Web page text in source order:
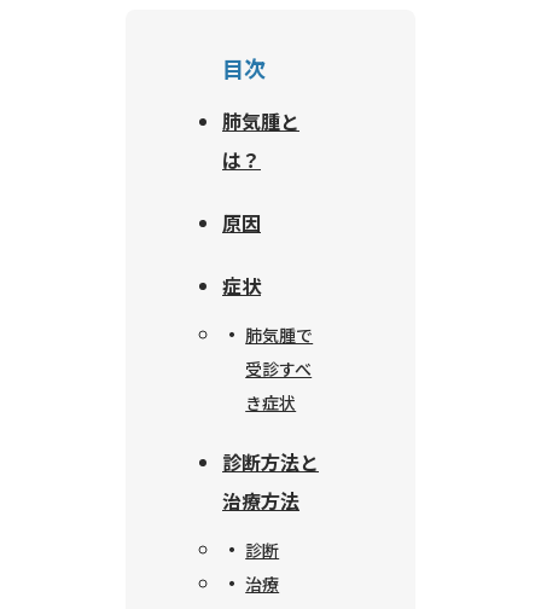
目次
肺気腫と
は？
原因
症状
肺気腫で
受診すべ
き症状
診断方法と
治療方法
診断
治療